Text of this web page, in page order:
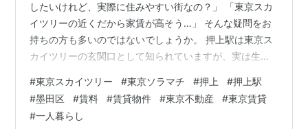
したいけれど、実際に住みやすい街なの？」 「東京スカ
イツリーの近くだから家賃が高そう…」 そんな疑問をお
持ちの方も多いのではないでしょうか。 押上駅は東京ス
カイツリーの玄関口として知られていますが、実は生活
のアクセスが良く、大型商業施設やスーパーも充実して
いる一方で、少し歩けば落ち着いた住宅街が広がり、下
町らしい温かい雰囲気も感じられます。 私たちも日頃か
#東京スカイツリー #東京ソラマチ #押上 #押上駅
#墨田区 #賃料 #賃貸物件 #東京不動産 #東京賃貸
#一人暮らし